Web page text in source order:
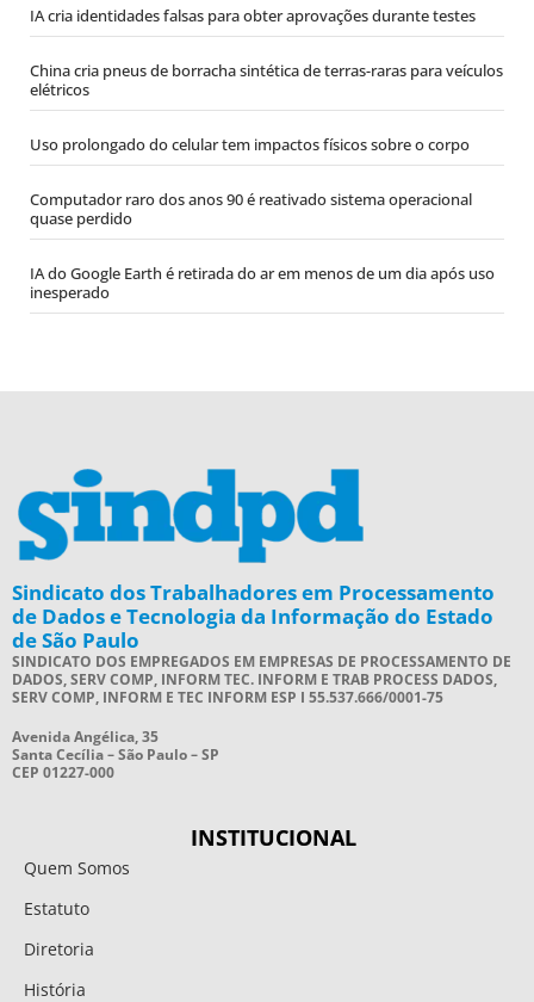
IA cria identidades falsas para obter aprovações durante testes
China cria pneus de borracha sintética de terras-raras para veículos
elétricos
Uso prolongado do celular tem impactos físicos sobre o corpo
Computador raro dos anos 90 é reativado sistema operacional
quase perdido
IA do Google Earth é retirada do ar em menos de um dia após uso
inesperado
Sindicato dos Trabalhadores em Processamento
de Dados e Tecnologia da Informação do Estado
de São Paulo
SINDICATO DOS EMPREGADOS EM EMPRESAS DE PROCESSAMENTO DE
DADOS, SERV COMP, INFORM TEC. INFORM E TRAB PROCESS DADOS,
SERV COMP, INFORM E TEC INFORM ESP I 55.537.666/0001-75
Avenida Angélica, 35
Santa Cecília – São Paulo – SP
CEP 01227-000
INSTITUCIONAL
Quem Somos
Estatuto
Diretoria
História